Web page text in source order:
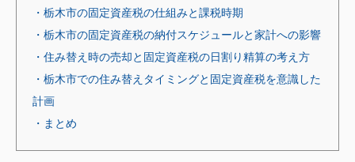
・栃木市の固定資産税の仕組みと課税時期
・栃木市の固定資産税の納付スケジュールと家計への影響
・住み替え時の売却と固定資産税の日割り精算の考え方
・栃木市での住み替えタイミングと固定資産税を意識した
計画
・まとめ